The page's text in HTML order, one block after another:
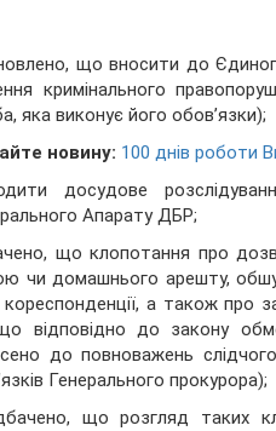
що вносити до
кримінального
яка виконує його обов’язки);
новину: 100 днів роботи
досудове
Апарату ДБР;
що клопотання про
чи домашнього арешту,
кореспонденції, а також про
відповідно до закону
до повноважень
Генерального прокурора);
що розгляд таких